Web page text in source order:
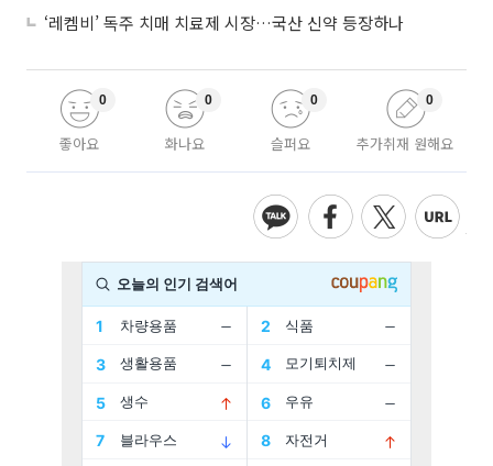
‘레켐비’ 독주 치매 치료제 시장…국산 신약 등장하나
좋아요
0
화나요
0
슬퍼요
0
추가취재 원해요
0